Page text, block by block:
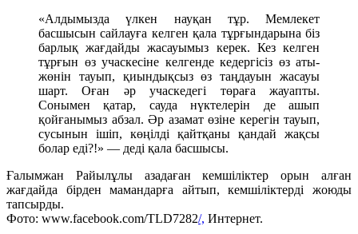
«Алдымызда үлкен науқан тұр. Мемлекет
басшысын сайлауға келген қала тұрғындарына біз
барлық жағдайды жасауымыз керек. Кез келген
тұрғын өз учаскесіне келгенде кедергісіз өз аты-
жөнін тауып, қиындықсыз өз таңдауын жасауы
шарт. Оған әр учаскедегі төраға жауапты.
Сонымен қатар, сауда нүктелерін де ашып
қойғанымыз абзал. Әр азамат өзіне керегін тауып,
сусынын ішіп, көңілді қайтқаны қандай жақсы
болар еді?!» — деді қала басшысы.
Ғалымжан Райылұлы азадаған кемшіліктер орын алған
жағдайда бірден мамандарға айтып, кемшіліктерді жоюды
тапсырды.
Фото: www.facebook.com/TLD7282/, Интернет.